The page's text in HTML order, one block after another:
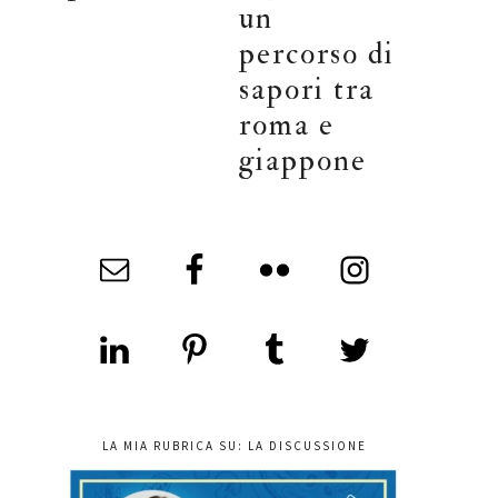
un
percorso di
sapori tra
roma e
giappone
LA MIA RUBRICA SU: LA DISCUSSIONE